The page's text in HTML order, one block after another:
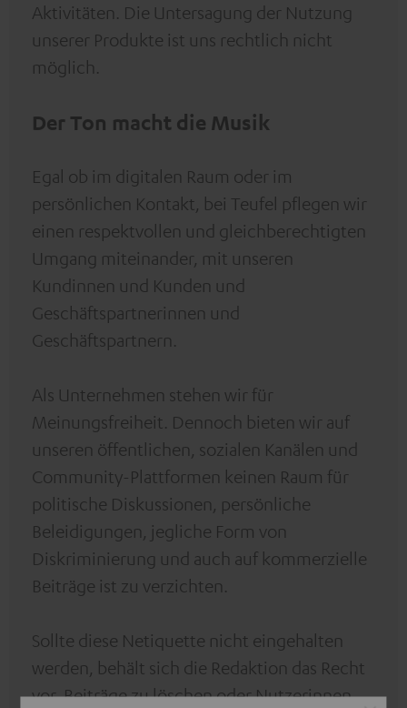
Aktivitäten. Die Untersagung der Nutzung
unserer Produkte ist uns rechtlich nicht
möglich.
Der Ton macht die Musik
Egal ob im digitalen Raum oder im
persönlichen Kontakt, bei Teufel pflegen wir
einen respektvollen und gleichberechtigten
Umgang miteinander, mit unseren
Kundinnen und Kunden und
Geschäftspartnerinnen und
Geschäftspartnern.
Als Unternehmen stehen wir für
Meinungsfreiheit. Dennoch bieten wir auf
unseren öffentlichen, sozialen Kanälen und
Community-Plattformen keinen Raum für
politische Diskussionen, persönliche
Beleidigungen, jegliche Form von
Diskriminierung und auch auf kommerzielle
Beiträge ist zu verzichten.
Sollte diese Netiquette nicht eingehalten
werden, behält sich die Redaktion das Recht
vor, Beiträge zu löschen oder Nutzerinnen